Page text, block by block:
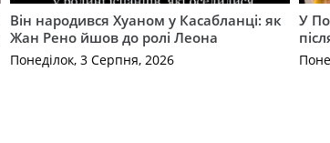
Він народився Хуаном у Касабланці: як
Жан Рено йшов до ролі Леона
Понеділок, 3 Серпня, 2026
У